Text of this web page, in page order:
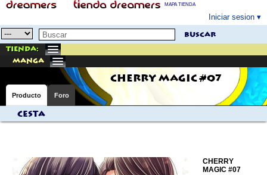
MAPA TIENDA
Iniciar sesion
buscar
Tienda:
manga
CHERRY MAGIC #07
Producto Foro
Cesta
CHERRY
MAGIC #07